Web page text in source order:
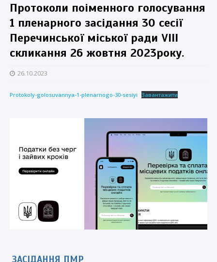
Протоколи поіменного голосування
1 пленарного засідання 30 сесії
Перечинської міської ради VIII
скликання 26 жовтня 2023року.
26.10.2023
Protokoly-golosuvannya-1-plenarnogo-30-sesiyi Завантажити
ЗАСІДАННЯ ПМР